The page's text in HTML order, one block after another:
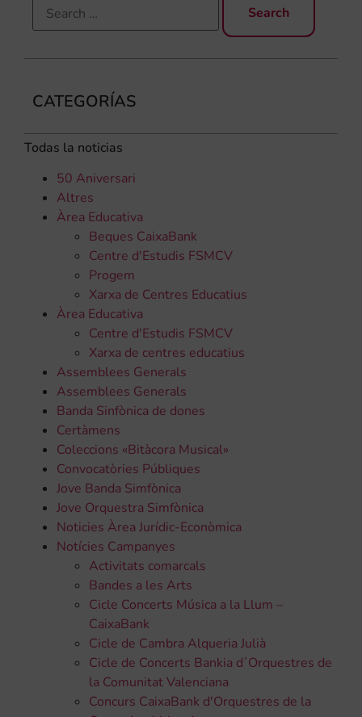
CATEGORÍAS
Todas la noticias
50 Aniversari
Altres
Àrea Educativa
Beques CaixaBank
Centre d'Estudis FSMCV
Progem
Xarxa de Centres Educatius
Àrea Educativa
Centre d'Estudis FSMCV
Xarxa de centres educatius
Assemblees Generals
Assemblees Generals
Banda Sinfònica de dones
Certàmens
Coleccions «Bitàcora Musical»
Convocatòries Públiques
Jove Banda Simfònica
Jove Orquestra Simfònica
Noticies Àrea Jurídic-Econòmica
Notícies Campanyes
Activitats comarcals
Bandes a les Arts
Cicle Concerts Música a la Llum –
CaixaBank
Cicle de Cambra Alqueria Julià
Cicle de Concerts Bankia d´Orquestres de
la Comunitat Valenciana
Concurs CaixaBank d'Orquestres de la